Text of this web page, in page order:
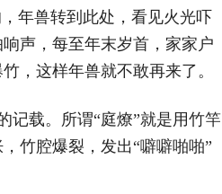
年兽转到此处，看见火光吓
声，每至年末岁首，家家户
，这样年兽就不敢再来了。
载。所谓“庭燎”就是用竹竿
竹腔爆裂，发出“噼噼啪啪”